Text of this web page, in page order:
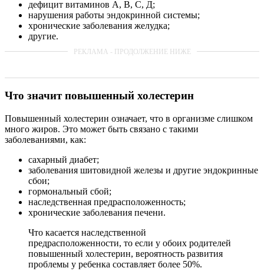
дефицит витаминов А, В, С, Д;
нарушения работы эндокринной системы;
хронические заболевания желудка;
другие.
Что значит повышенный холестерин
Повышенный холестерин означает, что в организме слишком
много жиров. Это может быть связано с такими
заболеваниями, как:
сахарный диабет;
заболевания шитовидной железы и другие эндокринные
сбои;
гормональный сбой;
наследственная предрасположенность;
хронические заболевания печени.
Что касается наследственной
предрасположенности, то если у обоих родителей
повышенный холестерин, вероятность развития
проблемы у ребенка составляет более 50%.